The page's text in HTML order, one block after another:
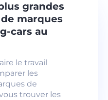
grandes
marques
cars au
le travail
les
de
trouver les